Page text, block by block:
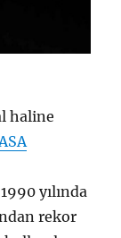
haline
yılında
rekor